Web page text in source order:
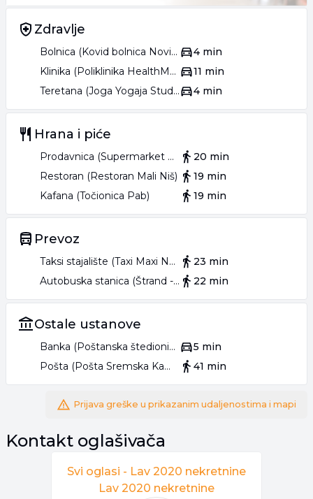
Zdravlje
Bolnica (Kovid bolnica Novi Sad)
4 min
Klinika (Poliklinika HealthMedic)
11 min
Teretana (Joga Yogaja Studio)
4 min
Hrana i piće
Prodavnica (Supermarket Univerexport)
20 min
Restoran (Restoran Mali Niš)
19 min
Kafana (Točionica Pab)
19 min
Prevoz
Taksi stajalište (Taxi Maxi Novosađani)
23 min
Autobuska stanica (Štrand - Okretnica)
22 min
Ostale ustanove
Banka (Poštanska štedionica)
5 min
Pošta (Pošta Sremska Kamenica 21202)
41 min
Prijava greške u prikazanim udaljenostima i mapi
Kontakt oglašivača
Svi oglasi - Lav 2020 nekretnine
Lav 2020 nekretnine